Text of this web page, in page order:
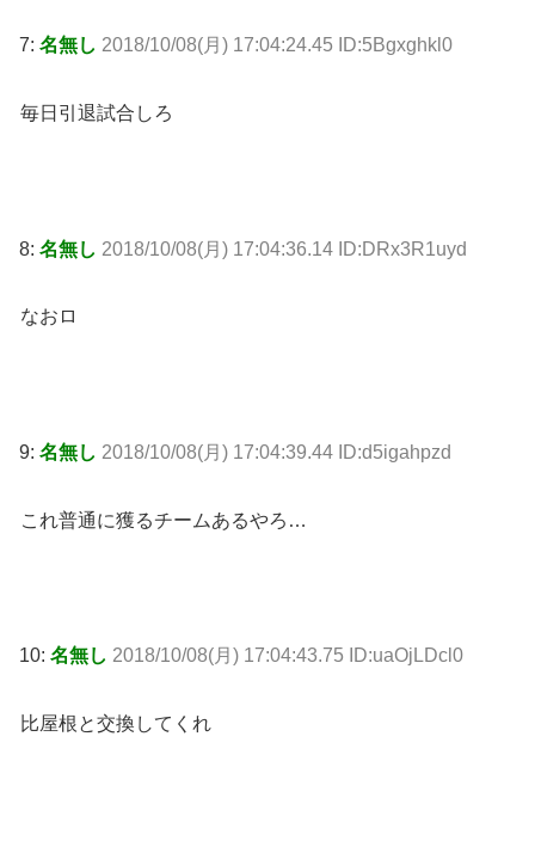
7: 名無し 2018/10/08(月) 17:04:24.45 ID:5Bgxghkl0
毎日引退試合しろ
8: 名無し 2018/10/08(月) 17:04:36.14 ID:DRx3R1uyd
なおロ
9: 名無し 2018/10/08(月) 17:04:39.44 ID:d5igahpzd
これ普通に獲るチームあるやろ…
10: 名無し 2018/10/08(月) 17:04:43.75 ID:uaOjLDcl0
比屋根と交換してくれ